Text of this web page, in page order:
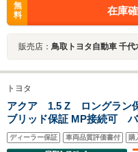
無
料
在庫
販売店： 鳥取トヨタ自動車 千代
トヨタ
アクア 1.5 Z ロングラン
ブリッド保証 MP接続可
ステム ETC ドラレコ
ラインドスポットモニター
ディーラー保証 車両品質評価書付 購